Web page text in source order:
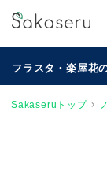
フラスタ・楽屋花
Sakaseruトップ